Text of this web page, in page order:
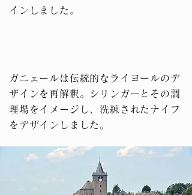
インしました。
ガニェールは伝統的なライヨールのデ
ザインを再解釈。シリンガーとその調
理場をイメージし、洗練されたナイフ
をデザインしました。